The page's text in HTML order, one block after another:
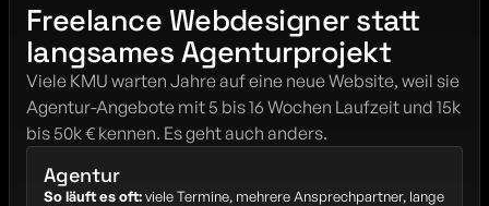
Freelance Webdesigner statt
langsames Agenturprojekt
Viele KMU warten Jahre auf eine neue Website, weil sie
Agentur-Angebote mit 5 bis 16 Wochen Laufzeit und 15k
bis 50k € kennen. Es geht auch anders.
Agentur
So läuft es oft: viele Termine, mehrere Ansprechpartner, lange